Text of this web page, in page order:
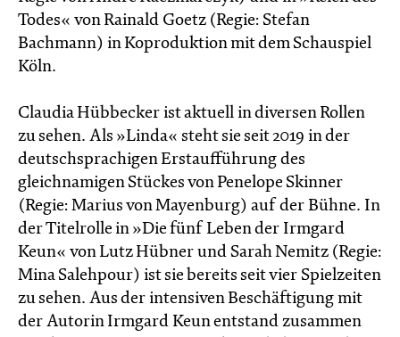
Todes« von Rainald Goetz (Regie: Stefan
Bachmann) in Koproduktion mit dem Schauspiel
Köln.
Claudia Hübbecker ist aktuell in diversen Rollen
zu sehen. Als »Linda« steht sie seit 2019 in der
deutschsprachigen Erstaufführung des
gleichnamigen Stückes von Penelope Skinner
(Regie: Marius von Mayenburg) auf der Bühne. In
der Titelrolle in »Die fünf Leben der Irmgard
Keun« von Lutz Hübner und Sarah Nemitz (Regie:
Mina Salehpour) ist sie bereits seit vier Spielzeiten
zu sehen. Aus der intensiven Beschäftigung mit
der Autorin Irmgard Keun entstand zusammen